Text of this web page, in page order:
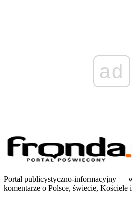
ad
Portal publicystyczno-informacyjny —
komentarze o Polsce, świecie, Kościele